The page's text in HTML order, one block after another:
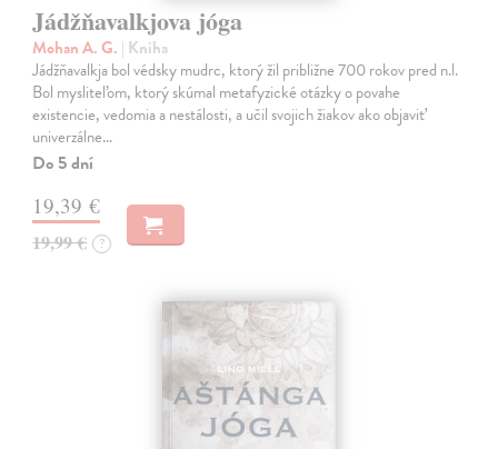
Jádžňavalkjova jóga
Mohan A. G. | Kniha
Jádžňavalkja bol védsky mudrc, ktorý žil približne 700 rokov pred n.l.
Bol mysliteľom, ktorý skúmal metafyzické otázky o povahe
existencie, vedomia a nestálosti, a učil svojich žiakov ako objaviť
univerzálne…
Do 5 dní
19,39 €
19,99 € ?